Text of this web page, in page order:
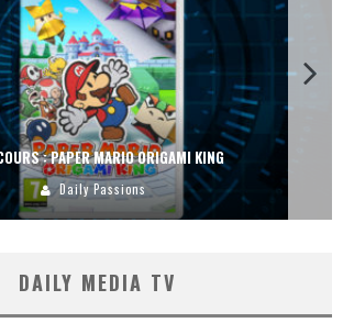
: PAPER MARIO ORIGAMI KING
Daily Passions
DAILY MEDIA TV